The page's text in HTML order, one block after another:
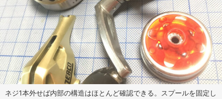
ネジ1本外せば内部の構造はほとんど確認できる。スプールを固定し